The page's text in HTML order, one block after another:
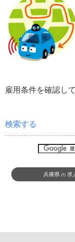
雇用条件を確認し
検索する
兵庫県の 求